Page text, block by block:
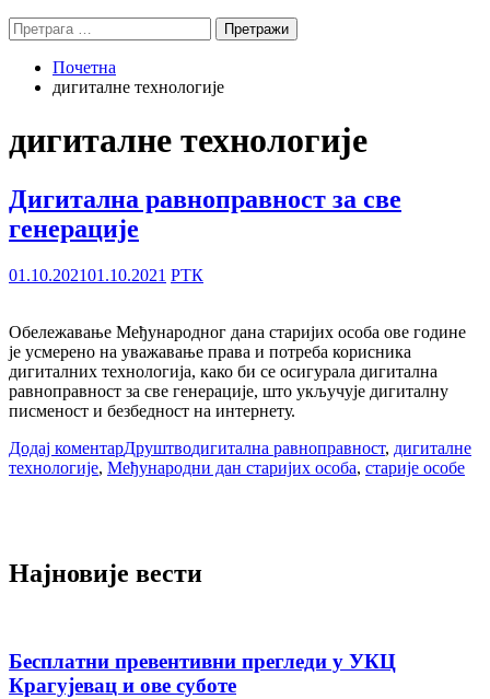
Претрага
за:
Почетна
дигиталне технологије
дигиталне технологије
Дигитална равноправност за све
генерације
01.10.202101.10.2021 РТК
Обележавање Међународног дана старијих особа ове године
је усмерено на уважавање права и потреба корисника
дигиталних технологија, како би се осигурала дигитална
равноправност за све генерације, што укључује дигиталну
писменост и безбедност на интернету.
Додај коментарДруштводигитална равноправност, дигиталне
технологије, Међународни дан старијих особа, старије особе
Најновије вести
Бесплатни превентивни прегледи у УКЦ
Крагујевац и ове суботе